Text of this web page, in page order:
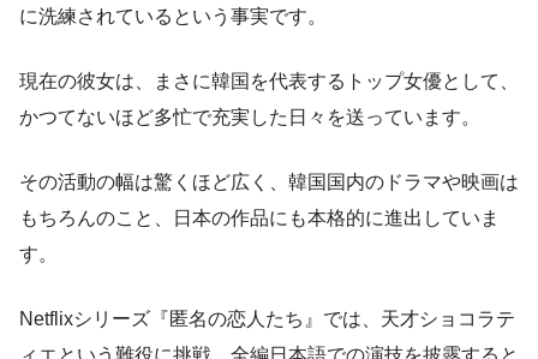
に洗練されているという事実です。
現在の彼女は、まさに韓国を代表するトップ女優として、
かつてないほど多忙で充実した日々を送っています。
その活動の幅は驚くほど広く、韓国国内のドラマや映画は
もちろんのこと、日本の作品にも本格的に進出していま
す。
Netflixシリーズ『匿名の恋人たち』では、天才ショコラテ
ィエという難役に挑戦。全編日本語での演技を披露すると